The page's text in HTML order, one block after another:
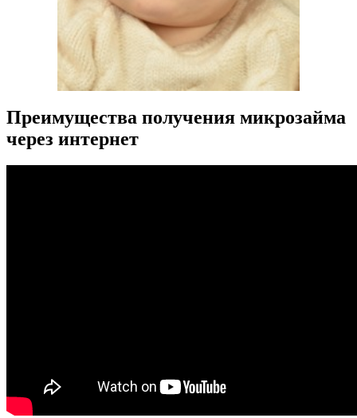
Преимущества получения микрозайма
через интернет